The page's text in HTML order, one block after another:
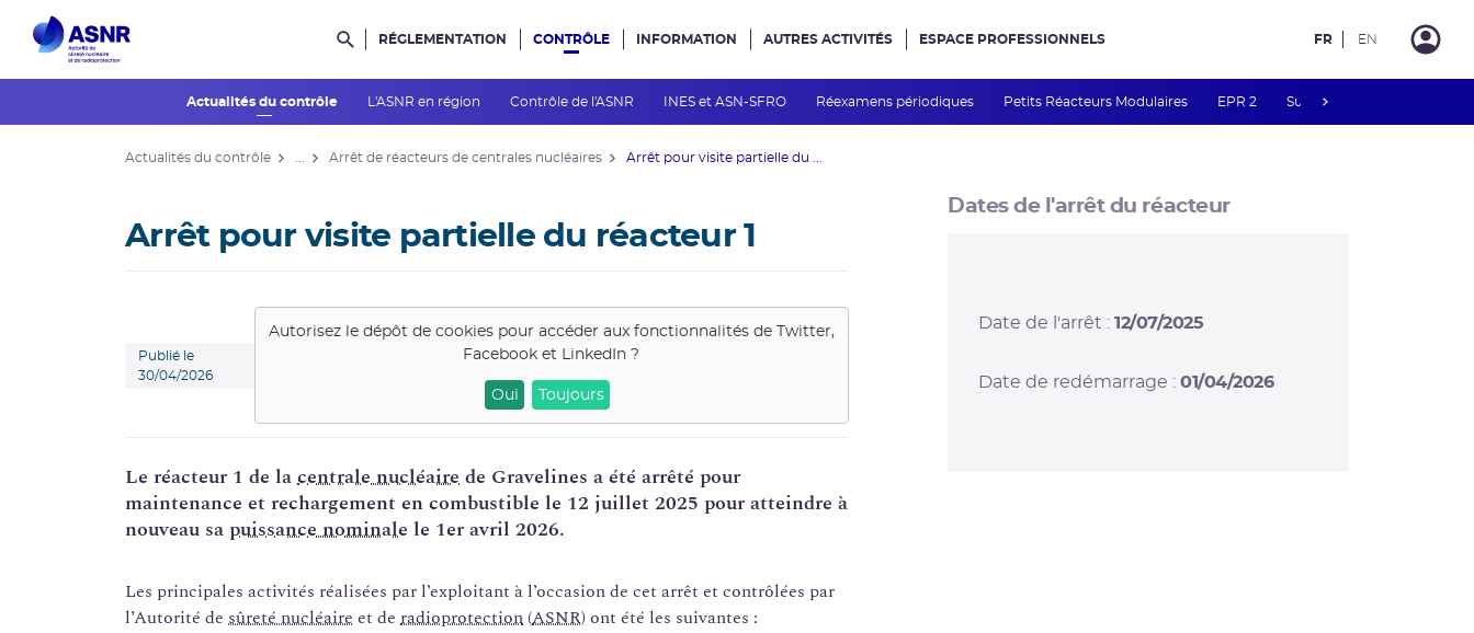
Rechercher dans le site
RÉGLEMENTATION CONTRÔLE
Actualités du contrôle L'ASNR en région Contrôle de l'ASNR INES et ASN-SFRO Réexamens périodiques Petits Réacteurs Modulaires EPR 2 Surveillance des PFAS
INFORMATION AUTRES ACTIVITÉS ESPACE PROFESSIONNELS FR EN
Actualités du contrôle Arrêt de réacteurs de centrales nucléaires Arrêt pour visite partielle du ...
Arrêt pour visite partielle du réacteur 1
Publié le
30/04/2026
Autorisez le dépôt de cookies pour accéder aux fonctionnalités de
Twitter,
Facebook et LinkedIn ?
Oui Toujours
Le réacteur 1 de lacentrale nucléairede Gravelines a été arrêté pour
maintenance et rechargement en combustible le 12 juillet 2025 pour atteindre à
nouveau sa puissance nominale le 1er avril 2026.
Les principales activités réalisées par l’exploitant à l’occasion de cet arrêt et contrôlées par
l’Autorité de sûreté nucléaire et de radioprotection (ASNR) ont été les suivantes :
Dates de l'arrêt du réacteur
Date de l'arrêt : 12/07/2025
Date de redémarrage : 01/04/2026